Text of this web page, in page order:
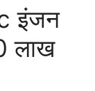
इंजन
लाख